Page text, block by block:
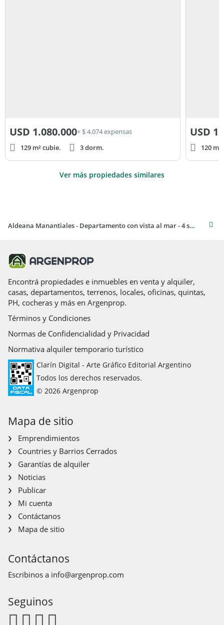
USD 1.080.000+ $ 4.074 expensas
129 m² cubie.
3 dorm.
USD
120
Ver más propiedades similares
Aldeana Manantiales - Departamento con vista al mar - 4 suites
Encontrá propiedades e inmuebles en venta y alquiler,
casas, departamentos, terrenos, locales, oficinas, quintas,
PH, cocheras y más en Argenprop.
Términos y Condiciones
Normas de Confidencialidad y Privacidad
Normativa alquiler temporario turístico
Clarín Digital - Arte Gráfico Editorial Argentino
Todos los derechos reservados.
© 2026 Argenprop
Mapa de sitio
Emprendimientos
Countries y Barrios Cerrados
Garantías de alquiler
Noticias
Publicar
Mi cuenta
Contáctanos
Mapa de sitio
Contáctanos
Escribinos a info@argenprop.com
Seguinos